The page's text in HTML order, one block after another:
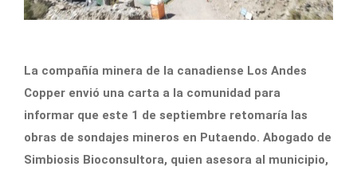
La compañía minera de la canadiense Los Andes
Copper envió una carta a la comunidad para
informar que este 1 de septiembre retomaría las
obras de sondajes mineros en Putaendo. Abogado de
Simbiosis Bioconsultora, quien asesora al municipio,